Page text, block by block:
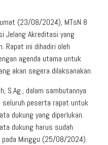
(23/08/2024), MTsN 8
Jelang Akreditasi yang
Rapat ini dihadiri oleh
agenda utama untuk
akan segera dilaksanakan.
S.Ag., dalam sambutannya
seluruh peserta rapat untuk
dukung yang diperlukan.
dukung harus sudah
pada Minggu (25/08/2024).